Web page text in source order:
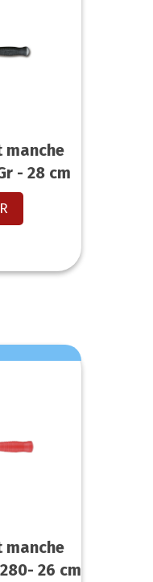
manche
- 28 cm
manche
26 cm